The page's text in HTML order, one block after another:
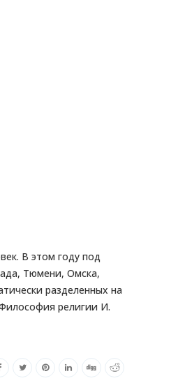
В этом году под
Тюмени, Омска,
разделенных на
религии И.